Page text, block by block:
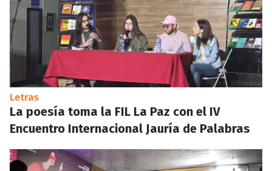
Letras
La poesía toma la FIL La Paz con el IV
Encuentro Internacional Jauría de Palabras